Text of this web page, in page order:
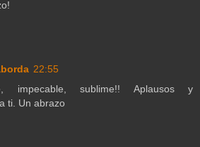
22:55
impecable, sublime!! Aplausos y
ti. Un abrazo